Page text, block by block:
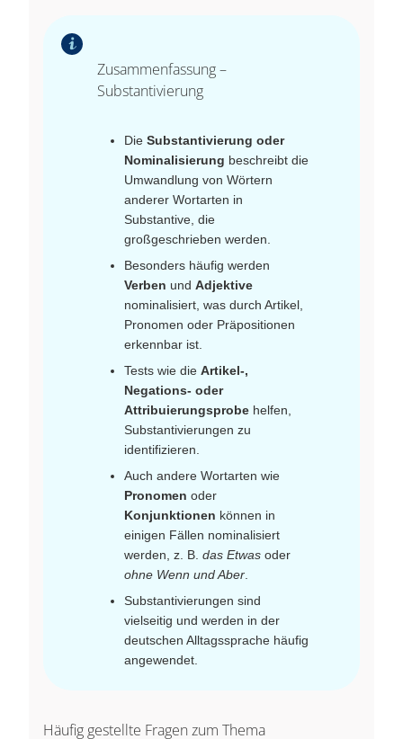
Zusammenfassung –
Substantivierung
Die Substantivierung oder
Nominalisierung beschreibt die
Umwandlung von Wörtern
anderer Wortarten in
Substantive, die
großgeschrieben werden.
Besonders häufig werden
Verben und Adjektive
nominalisiert, was durch Artikel,
Pronomen oder Präpositionen
erkennbar ist.
Tests wie die Artikel-,
Negations- oder
Attribuierungsprobe helfen,
Substantivierungen zu
identifizieren.
Auch andere Wortarten wie
Pronomen oder
Konjunktionen können in
einigen Fällen nominalisiert
werden, z. B. das Etwas oder
ohne Wenn und Aber
Substantivierungen sind
vielseitig und werden in der
deutschen Alltagssprache häufig
angewendet.
Häufig gestellte Fragen zum Thema